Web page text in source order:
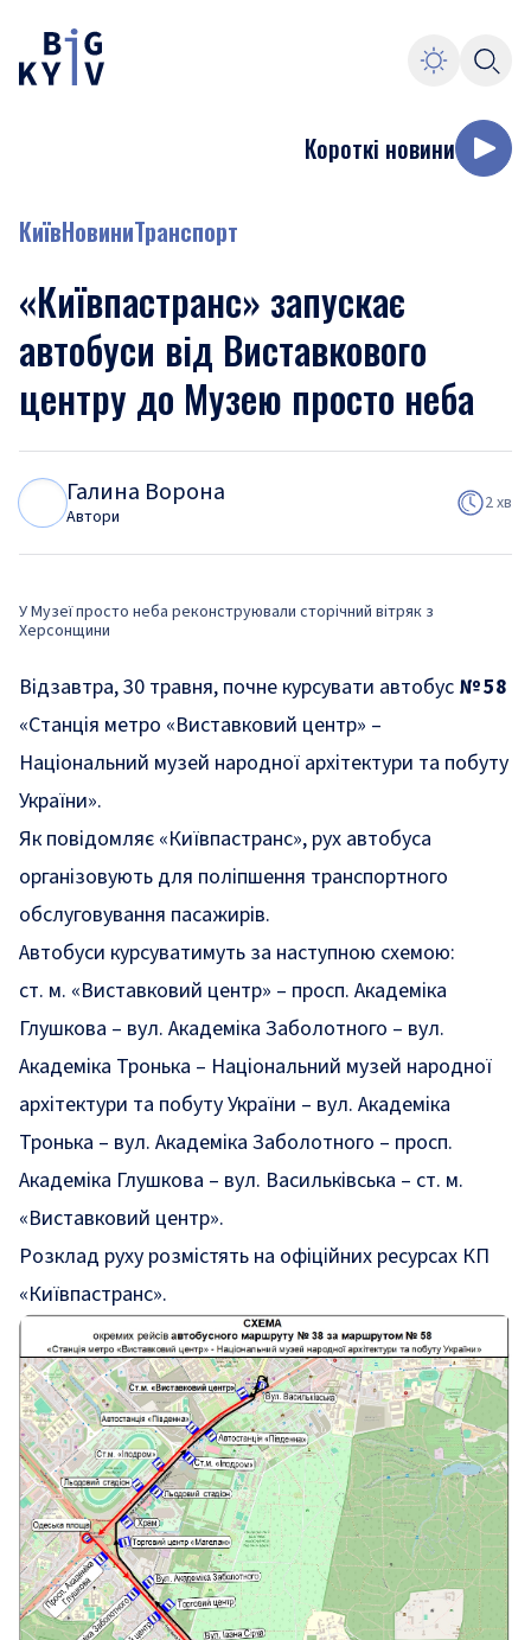
Короткі новини
КиївНовиниТранспорт
«Київпастранс» запускає
автобуси від Виставкового
центру до Музею просто неба
Галина Ворона
Автори
2 хв
У Музеї просто неба реконструювали сторічний вітряк з
Херсонщини
Відзавтра, 30 травня, почне курсувати автобус № 58
«Станція метро «Виставковий центр» –
Національний музей народної архітектури та побуту
України».
Як повідомляє «Київпастранс», рух автобуса
організовують для поліпшення транспортного
обслуговування пасажирів.
Автобуси курсуватимуть за наступною схемою:
ст. м. «Виставковий центр» – просп. Академіка
Глушкова – вул. Академіка Заболотного – вул.
Академіка Тронька – Національний музей народної
архітектури та побуту України – вул. Академіка
Тронька – вул. Академіка Заболотного – просп.
Академіка Глушкова – вул. Васильківська – ст. м.
«Виставковий центр».
Розклад руху розмістять на офіційних ресурсах КП
«Київпастранс».